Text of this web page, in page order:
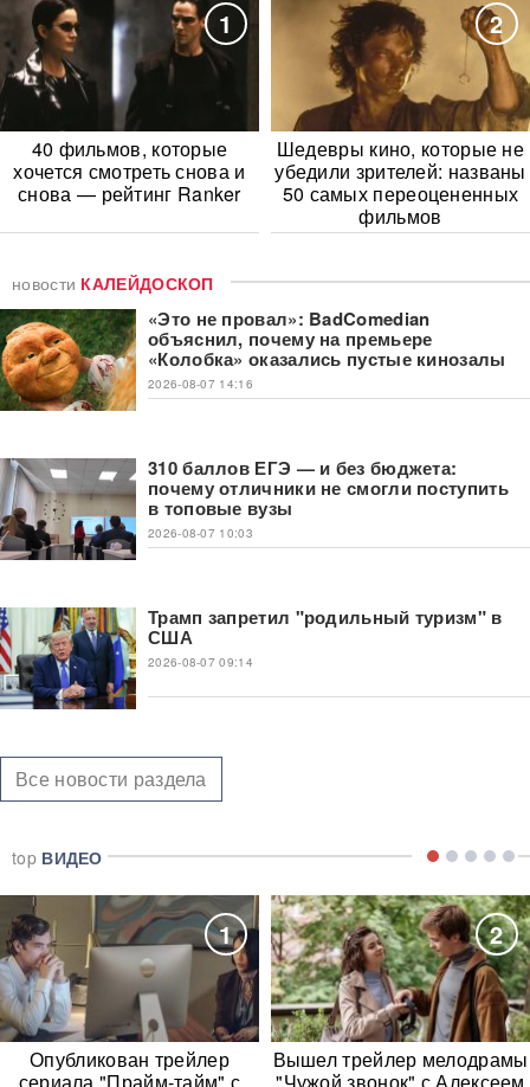
1
40 фильмов, которые
хочется смотреть снова и
снова — рейтинг Ranker
2
Шедевры кино, которые не
убедили зрителей: названы
50 самых переоцененных
фильмов
новости КАЛЕЙДОСКОП
«Это не провал»: BadComedian
объяснил, почему на премьере
«Колобка» оказались пустые кинозалы
2026-08-07 14:16
310 баллов ЕГЭ — и без бюджета:
почему отличники не смогли поступить
в топовые вузы
2026-08-07 10:03
Трамп запретил "родильный туризм" в
США
2026-08-07 09:14
Все новости раздела
top ВИДЕО
1
Опубликован трейлер
сериала "Прайм-тайм" с
2
Вышел трейлер мелодрамы
"Чужой звонок" с Алексеем